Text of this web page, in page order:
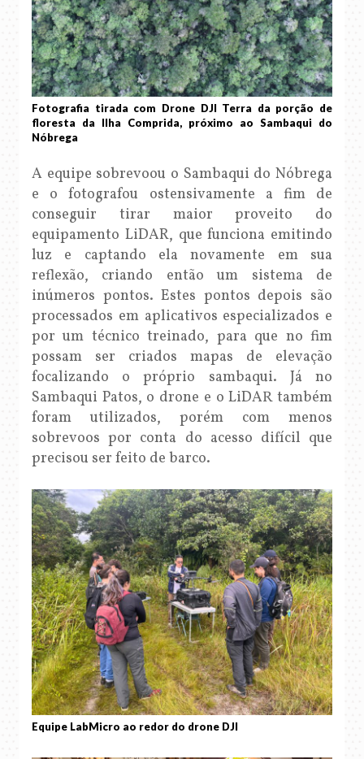
Fotografia tirada com Drone DJI Terra da porção de
floresta da Ilha Comprida, próximo ao Sambaqui do
Nóbrega
A equipe sobrevoou o Sambaqui do Nóbrega
e o fotografou ostensivamente a fim de
conseguir tirar maior proveito do
equipamento LiDAR, que funciona emitindo
luz e captando ela novamente em sua
reflexão, criando então um sistema de
inúmeros pontos. Estes pontos depois são
processados em aplicativos especializados e
por um técnico treinado, para que no fim
possam ser criados mapas de elevação
focalizando o próprio sambaqui. Já no
Sambaqui Patos, o drone e o LiDAR também
foram utilizados, porém com menos
sobrevoos por conta do acesso difícil que
precisou ser feito de barco.
Equipe LabMicro ao redor do drone DJI